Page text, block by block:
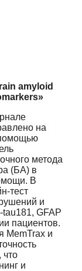
amyloid
на
метода
(БА) в
В
тест
и
tau181, GFAP
пациентов.
MemTrax и
что
и